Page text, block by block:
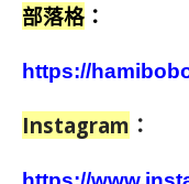
部落格 ：
https://
Instagram ：